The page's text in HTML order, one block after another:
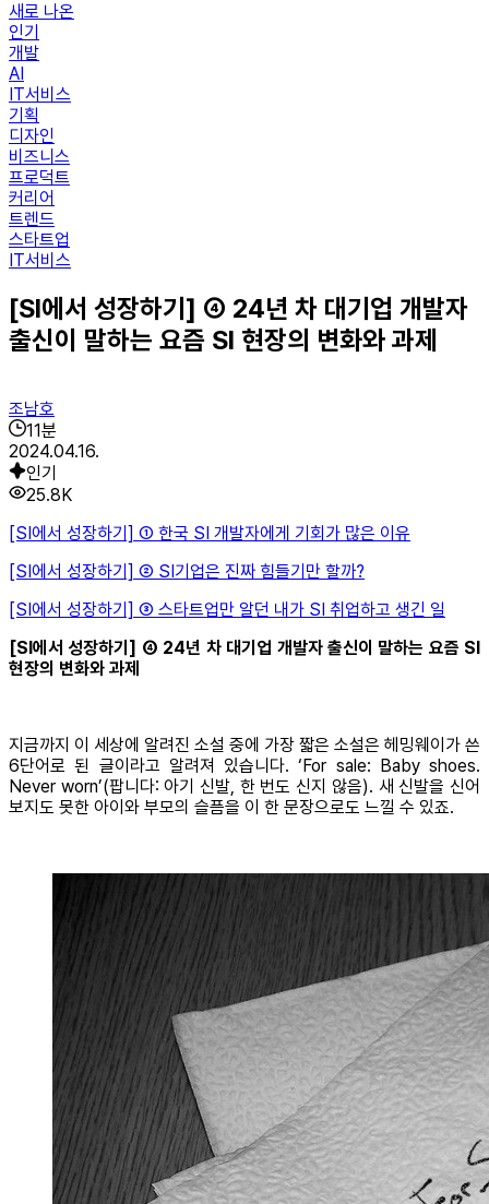
새로 나온
인기
개발
AI
IT서비스
기획
디자인
비즈니스
프로덕트
커리어
트렌드
스타트업
IT서비스
[SI에서 성장하기] ④ 24년 차 대기업 개발자
출신이 말하는 요즘 SI 현장의 변화와 과제
조남호
11분
2024.04.16.
인기
25.8K
[SI에서 성장하기] ① 한국 SI 개발자에게 기회가 많은 이유
[SI에서 성장하기] ② SI기업은 진짜 힘들기만 할까?
[SI에서 성장하기] ③ 스타트업만 알던 내가 SI 취업하고 생긴 일
[SI에서 성장하기] ④ 24년 차 대기업 개발자 출신이 말하는 요즘 SI
현장의 변화와 과제
지금까지 이 세상에 알려진 소설 중에 가장 짧은 소설은 헤밍웨이가 쓴
6단어로 된 글이라고 알려져 있습니다. ‘For sale: Baby shoes.
Never worn’(팝니다: 아기 신발, 한 번도 신지 않음). 새 신발을 신어
보지도 못한 아이와 부모의 슬픔을 이 한 문장으로도 느낄 수 있죠.